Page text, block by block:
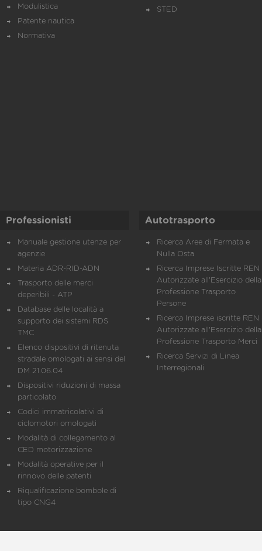
Modulistica
Patente nautica
Normativa
STED
Professionisti
Manuale gestione utenze per
agenzie
Materia ADR-RID-ADN
Trasporto delle merci
deperibili - ATP
Database delle località a
supporto dei sistemi RDS
TMC
Elenco dispositivi di ritenuta
stradale omologati ai sensi del
DM 21.06.04
Dispositivi riduzioni di massa
particolato
Codici immatricolativi di
ciclomotori omologati
Modalità di collegamento al
CED motorizzazione
Modalità operative per il
rinnovo delle patenti
Riqualificazione bombole di
tipo CNG4
Autotrasporto
Ricerca Aree di Fermata e
Nulla Osta
Ricerca Imprese Iscritte REN
Autorizzate all'Esercizio della
Professione Trasporto
Persone
Ricerca Imprese iscritte REN
Autorizzate all'Esercizio della
Professione Trasporto Merci
Ricerca Servizi di Linea
Interregionali